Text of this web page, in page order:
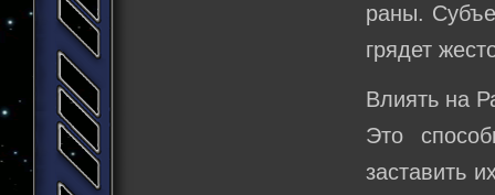
раны.
грядет
Влиять на
Это
заставить